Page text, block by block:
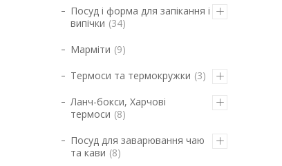
Посуд і форма для запікання і
випічки 34
Марміти 9
Термоси та термокружки 3
Ланч-бокси, Харчові
термоси 8
Посуд для заварювання чаю
та кави 8